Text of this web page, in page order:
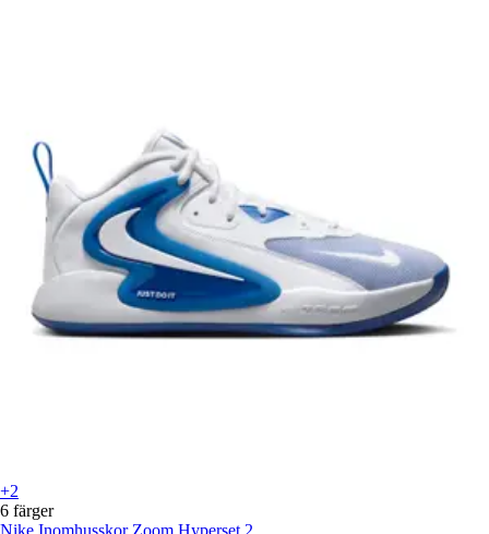
+2
6 färger
Nike Inomhusskor Zoom Hyperset 2